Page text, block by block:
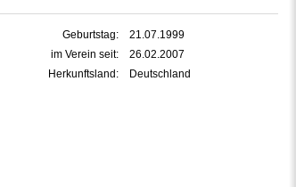
Geburtstag:
21.07.1999
im Verein seit:
26.02.2007
Herkunftsland:
Deutschland